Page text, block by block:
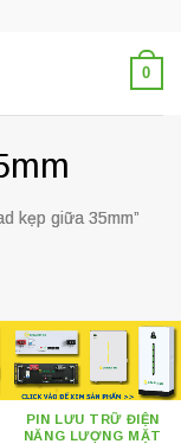
0
kẹp giữa 35mm”
PIN LƯU TRỮ ĐIỆN
NĂNG LƯỢNG MẶT